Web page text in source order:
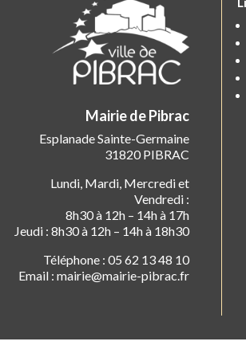
Mairie de Pibrac
Esplanade Sainte-Germaine
31820 PIBRAC
Lundi, Mardi, Mercredi et
Vendredi :
8h30 à 12h – 14h à 17h
Jeudi : 8h30 à 12h – 14h à 18h30
Téléphone : 05 62 13 48 10
Email : mairie@mairie-pibrac.fr